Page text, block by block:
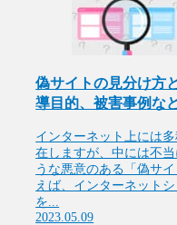
偽サイトの見分け方
導目的、被害事例な
インターネット上には
在しますが、中には不
うな悪意のある「偽サ
えば、インターネット
を...
2023.05.09